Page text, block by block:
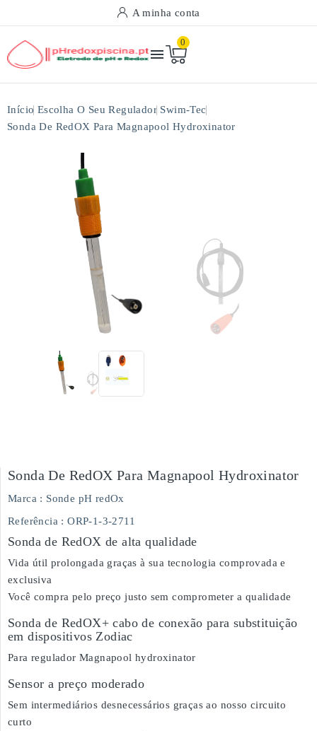
A minha conta

0
Início Escolha O Seu Regulador Swim-Tec
Sonda De RedOX Para Magnapool Hydroxinator
Sonda De RedOX Para Magnapool Hydroxinator
Marca : Sonde pH redOx
Referência : ORP-1-3-2711
Sonda de RedOX de alta qualidade
Vida útil prolongada graças à sua tecnologia comprovada e
exclusiva
Você compra pelo preço justo sem comprometer a qualidade
Sonda de RedOX+ cabo de conexão para substituição
em dispositivos Zodiac
Para regulador Magnapool hydroxinator
Sensor a preço moderado
Sem intermediários desnecessários graças ao nosso circuito
curto